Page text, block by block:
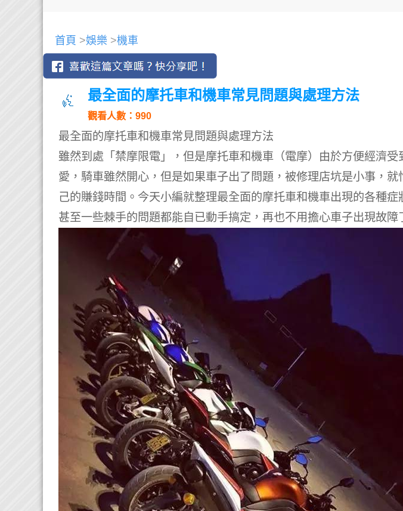
首頁 >娛樂 >機車
最全面的摩托車和機車常見問題與處理方法
觀看人數：990
最全面的摩托車和機車常見問題與處理方法
雖然到處「禁摩限電」，但是摩托車和機車（電摩）由於方便經濟受
愛，騎車雖然開心，但是如果車子出了問題，被修理店坑是小事，就
己的賺錢時間。今天小編就整理最全面的摩托車和機車出現的各種症
甚至一些棘手的問題都能自已動手搞定，再也不用擔心車子出現故障